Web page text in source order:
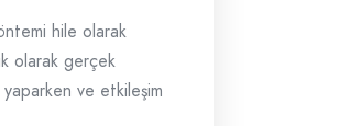
hile olarak
olarak gerçek
yaparken ve etkileşim